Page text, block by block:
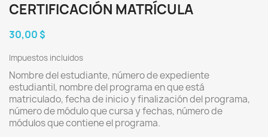
CERTIFICACIÓN MATRÍCULA
30,00 $
Impuestos incluidos
Nombre del estudiante, número de expediente
estudiantil, nombre del programa en que está
matriculado, fecha de inicio y finalización del programa,
número de módulo que cursa y fechas, número de
módulos que contiene el programa.